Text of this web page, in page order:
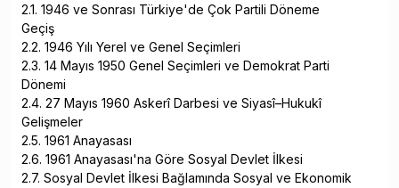
2.1. 1946 ve Sonrası Türkiye'de Çok Partili Döneme
Geçiş
2.2. 1946 Yılı Yerel ve Genel Seçimleri
2.3. 14 Mayıs 1950 Genel Seçimleri ve Demokrat Parti
Dönemi
2.4. 27 Mayıs 1960 Askerî Darbesi ve Siyasî–Hukukî
Gelişmeler
2.5. 1961 Anayasası
2.6. 1961 Anayasası'na Göre Sosyal Devlet İlkesi
2.7. Sosyal Devlet İlkesi Bağlamında Sosyal ve Ekonomik